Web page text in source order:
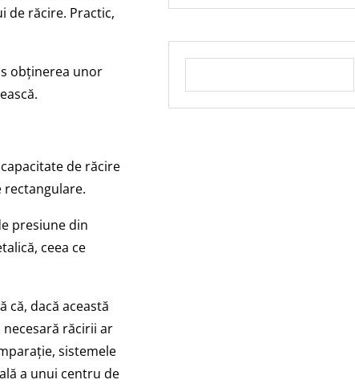
de răcire. Practic,
obținerea unor
de răcire
rectangulare.
presiune din
ceea ce
că, dacă această
răcirii ar
sistemele
a unui centru de